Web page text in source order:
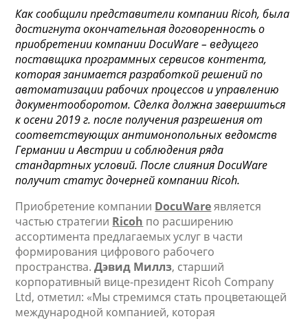
Как сообщили представители компании Ricoh, была
достигнута окончательная договоренность о
приобретении компании DocuWare – ведущего
поставщика программных сервисов контента,
которая занимается разработкой решений по
автоматизации рабочих процессов и управлению
документооборотом. Сделка должна завершиться
к осени 2019 г. после получения разрешения от
соответствующих антимонопольных ведомств
Германии и Австрии и соблюдения ряда
стандартных условий. После слияния DocuWare
получит статус дочерней компании Ricoh.
Приобретение компании DocuWareявляется
частью стратегии Ricoh по расширению
ассортимента предлагаемых услуг в части
формирования цифрового рабочего
пространства.Дэвид Миллз, старший
корпоративный вице-президент Ricoh Company
Ltd, отметил: «Мы стремимся стать процветающей
международной компанией, которая